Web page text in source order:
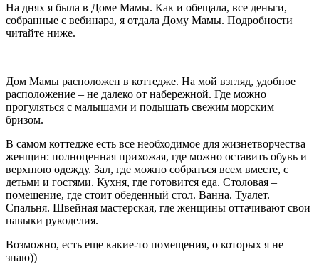
На днях я была в Доме Мамы. Как и обещала, все деньги,
собранные с вебинара, я отдала Дому Мамы. Подробности
читайте ниже.
Дом Мамы расположен в коттедже. На мой взгляд, удобное
расположение – не далеко от набережной. Где можно
прогуляться с малышами и подышать свежим морским
бризом.
В самом коттедже есть все необходимое для жизнетворчества
женщин: полноценная прихожая, где можно оставить обувь и
верхнюю одежду. Зал, где можно собраться всем вместе, с
детьми и гостями. Кухня, где готовится еда. Столовая –
помещение, где стоит обеденный стол. Ванна. Туалет.
Спальня. Швейная мастерская, где женщины оттачивают свои
навыки рукоделия.
Возможно, есть еще какие-то помещения, о которых я не
знаю))